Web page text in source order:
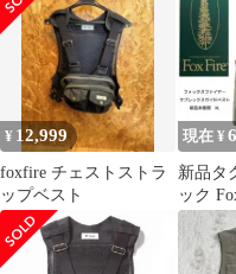
¥ 12,999
foxfire チェストストラ
ップベスト
現在 ¥
新品タ
ック
スガイ
XL